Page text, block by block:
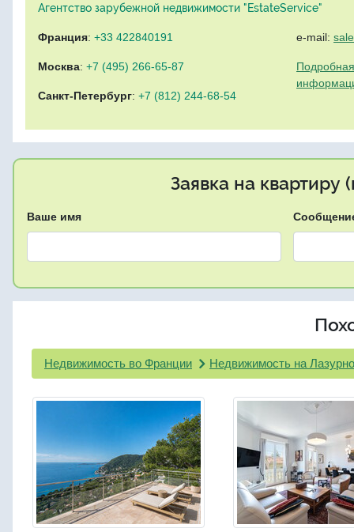
Агентство зарубежной недвижимости "EstateService"
Франция: +33 422840191
Москва: +7 (495) 266-65-87
Санкт-Петербург: +7 (812) 244-68-54
e-mail:
Заявка на квартиру
Ваше имя
Недвижимость во Франции Недвижимость на